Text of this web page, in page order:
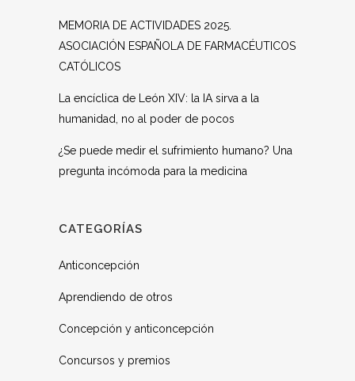
MEMORIA DE ACTIVIDADES 2025.
ASOCIACIÓN ESPAÑOLA DE FARMACÉUTICOS
CATÓLICOS
La encíclica de León XIV: la IA sirva a la
humanidad, no al poder de pocos
¿Se puede medir el sufrimiento humano? Una
pregunta incómoda para la medicina
CATEGORÍAS
Anticoncepción
Aprendiendo de otros
Concepción y anticoncepción
Concursos y premios